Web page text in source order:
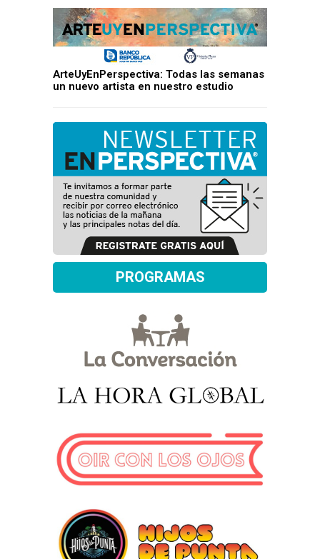
ArteUyEnPerspectiva: Todas las semanas
un nuevo artista en nuestro estudio
PROGRAMAS